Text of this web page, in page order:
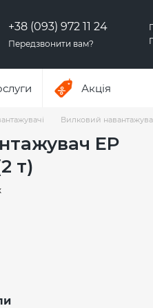
+38 (093) 972 11 24
Передзвонити вам?
Акція
Вилковий
EP
т)